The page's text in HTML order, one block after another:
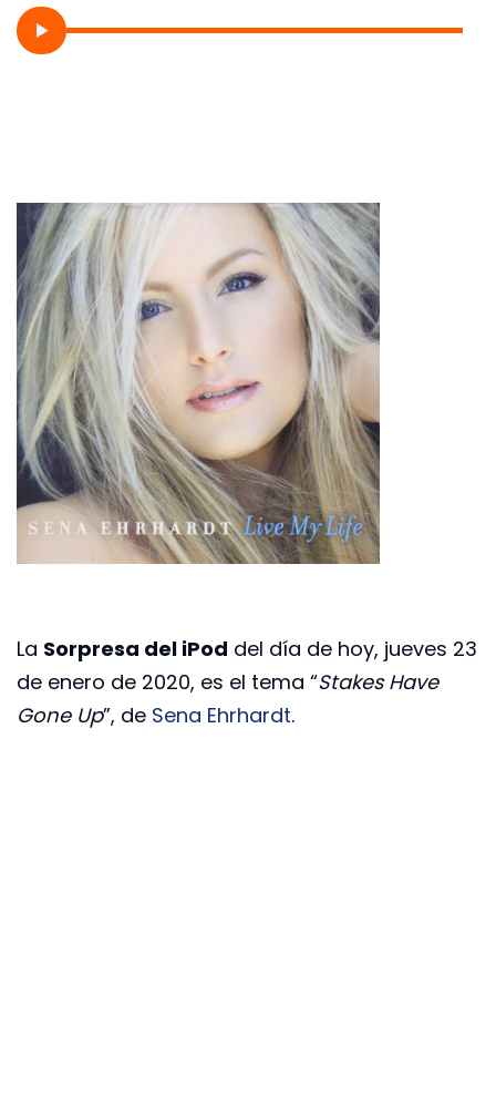
La Sorpresa del iPod del día de hoy, jueves 23
de enero de 2020, es el tema “Stakes Have
Gone Up”, de Sena Ehrhardt.